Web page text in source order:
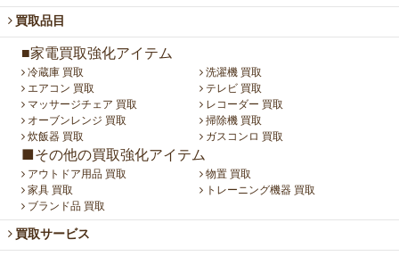
買取品目
■家電買取強化アイテム
冷蔵庫 買取
洗濯機 買取
エアコン 買取
テレビ 買取
マッサージチェア 買取
レコーダー 買取
オーブンレンジ 買取
掃除機 買取
炊飯器 買取
ガスコンロ 買取
■その他の買取強化アイテム
アウトドア用品 買取
物置 買取
家具 買取
トレーニング機器 買取
ブランド品 買取
買取サービス